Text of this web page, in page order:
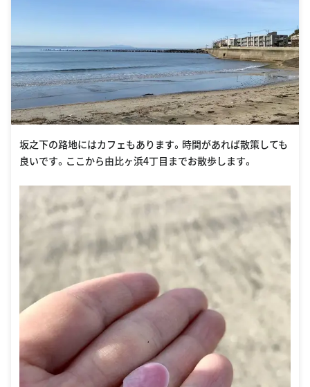
坂之下の路地にはカフェもあります。時間があれば散策しても
良いです。ここから由比ヶ浜4丁目までお散歩します。